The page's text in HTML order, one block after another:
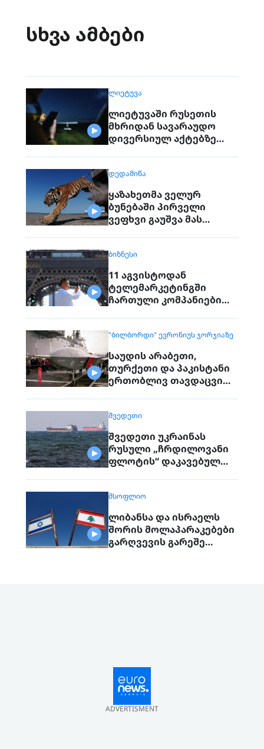
სხვა ამბები
ᲚᲘᲔᲢᲣᲕᲐ
ლიეტუვაში რუსეთის
მხრიდან სავარაუდო
დივერსიულ აქტებზე
ᲓᲔᲓᲐᲛᲘᲬᲐ
ყაზახეთმა ველურ
ბუნებაში პირველი
ვეფხვი გაუშვა მას
გაქრა თურანული ვეფხვი
ᲑᲘᲖᲜᲔᲡᲘ
11 აგვისტოდან
ტელემარკეტინგში
ჩართული კომპანიები
მოქალაქეებს
"ᲑᲘᲚᲑᲝᲠᲓᲘ" ᲔᲕᲠᲝᲜᲘᲣᲡ ᲯᲝᲠᲯᲘᲐᲖᲔ
საუდის არაბეთი,
თურქეთი და პაკისტანი
ერთობლივ თავდაცვით
ᲨᲕᲔᲓᲔᲗᲘ
შვედეთი უკრაინას
რუსული „ჩრდილოვანი
ფლოტის“ დაკავებულ
ᲛᲡᲝᲤᲚᲘᲝ
ლიბანსა და ისრაელს
შორის მოლაპარაკებები
გარღვევის გარეშე
ADVERTISMENT